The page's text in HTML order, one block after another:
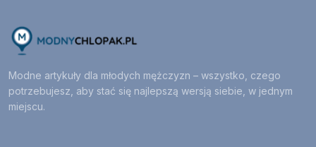
Modne artykuły dla młodych mężczyzn – wszystko, czego
potrzebujesz, aby stać się najlepszą wersją siebie, w jednym
miejscu.